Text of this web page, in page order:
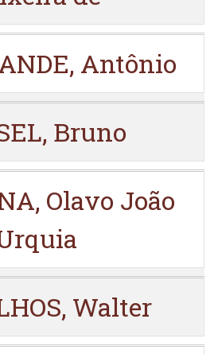
Antônio
Bruno
Olavo João
Walter